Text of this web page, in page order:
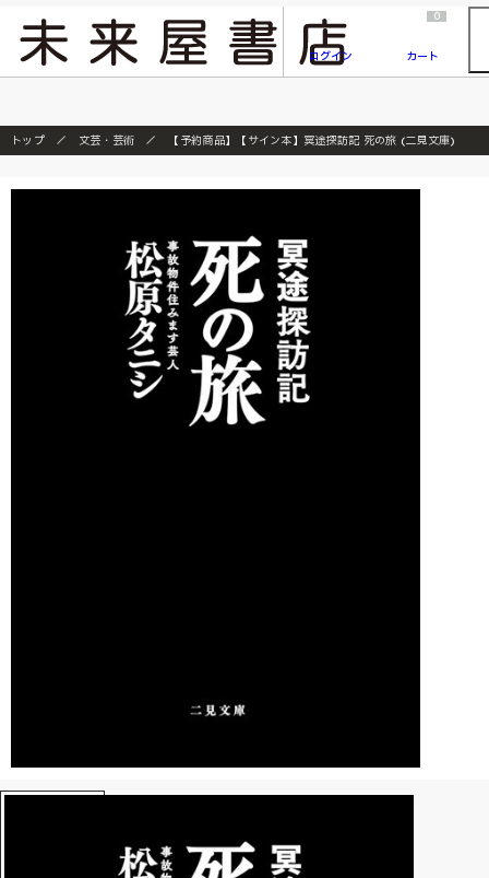
『ONE PIECE magazine 021 ONE PIECEカード付き同梱版』発売延期のご案内
ログイン
0
カート
トップ 文芸・芸術 【予約商品】【サイン本】冥途探訪記 死の旅 (二見文庫)